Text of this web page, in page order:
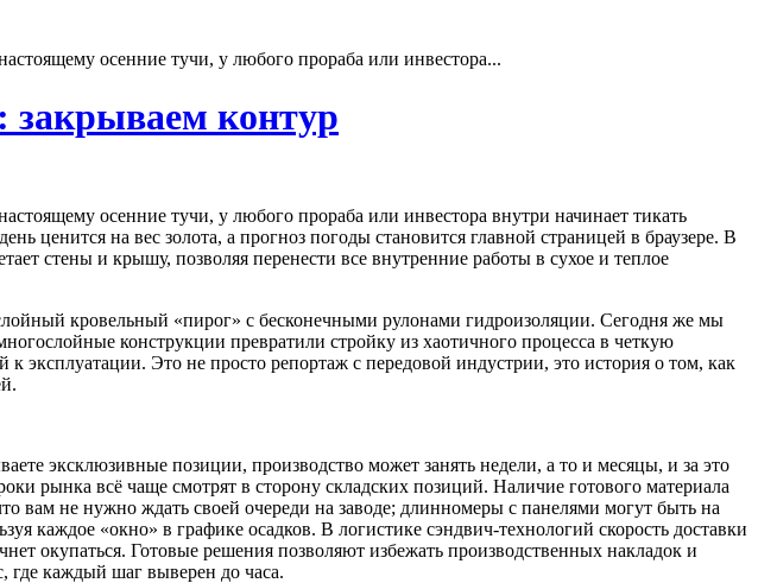
осенние тучи, у любого прораба или инвестора...
закрываем контур
осенние тучи, у любого прораба или инвестора внутри начинает тикать
ценится на вес золота, а прогноз погоды становится главной страницей в браузере. В
стены и крышу, позволяя перенести все внутренние работы в сухое и теплое
кровельный «пирог» с бесконечными рулонами гидроизоляции. Сегодня же мы
конструкции превратили стройку из хаотичного процесса в четкую
эксплуатации. Это не просто репортаж с передовой индустрии, это история о том, как
эксклюзивные позиции, производство может занять недели, а то и месяцы, и за это
рынка всё чаще смотрят в сторону складских позиций. Наличие готового материала
вам не нужно ждать своей очереди на заводе; длинномеры с панелями могут быть на
каждое «окно» в графике осадков. В логистике сэндвич-технологий скорость доставки
окупаться. Готовые решения позволяют избежать производственных накладок и
где каждый шаг выверен до часа.